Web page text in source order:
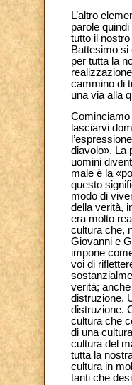
L’altro
parole
tutto il
Battesimo si
per tutta la
cammino di
una via alla
Cominciamo
lasciarvi
diavolo». La
uomini
male è la
questo
modo di
della verità,
era molto
cultura che,
Giovanni e
impone
voi di
verità;
distruzione.
distruzione.
cultura che
di una
cultura del
tutta la
cultura in
tanti che